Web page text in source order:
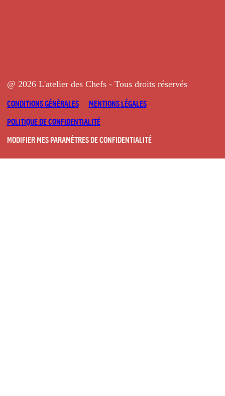
@ 2026 L'atelier des Chefs - Tous droits réservés
CONDITIONS GÉNÉRALES
MENTIONS LÉGALES
POLITIQUE DE CONFIDENTIALITÉ
MODIFIER MES PARAMÈTRES DE CONFIDENTIALITÉ